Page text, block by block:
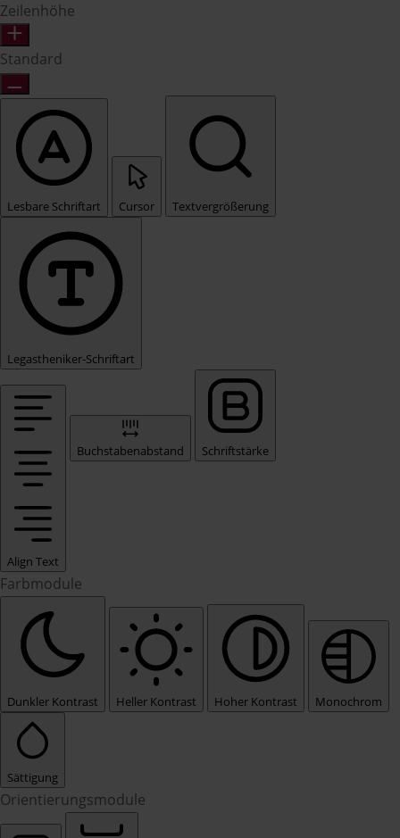
Zeilenhöhe
Standard
Lesbare Schriftart Cursor Textvergrößerung
Legastheniker-Schriftart
Align Text
Buchstabenabstand Schriftstärke
Farbmodule
Dunkler Kontrast Heller Kontrast Hoher Kontrast Monochrom
Sättigung
Orientierungsmodule